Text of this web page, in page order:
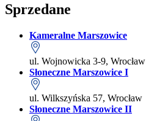
Sprzedane
Kameralne Marszowice
ul. Wojnowicka 3-9, Wrocław
Słoneczne Marszowice I
ul. Wilkszyńska 57, Wrocław
Słoneczne Marszowice II